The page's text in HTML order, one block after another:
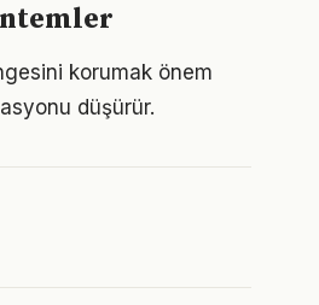
korumak önem
düşürür.